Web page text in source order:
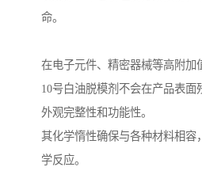
命。
在电子元件、精密器械等高附加
10号白油脱模剂不会在产品表面
外观完整性和功能性。
其化学惰性确保与各种材料相容
学反应。